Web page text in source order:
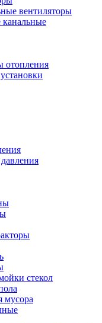
вентиляторы
отопления
стекол
мусора